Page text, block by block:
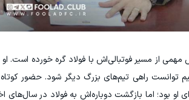
از مسیر فوتبالی‌اش با فولاد گره خورده است. او
توانست راهی تیم‌های بزرگ دیگر شود. حضور
بود؛ اما بازگشت دوباره‌اش به فولاد در سال‌های